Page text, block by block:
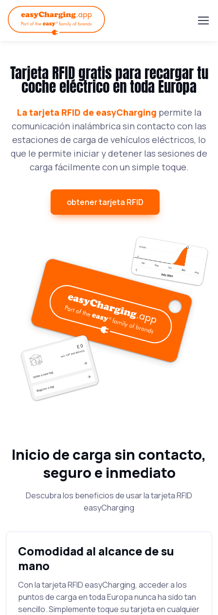
Tarjeta RFID gratis para recargar tu
coche eléctrico en toda Europa
La tarjeta RFID de easyCharging permite la
comunicación inalámbrica sin contacto con las
estaciones de carga de vehículos eléctricos, lo
que le permite iniciar y detener las sesiones de
carga fácilmente con un simple toque.
obtener tarjeta RFID
Inicio de carga sin contacto,
seguro e inmediato
Descubra los beneficios de usar la tarjeta RFID
easyCharging
Comodidad al alcance de su
mano
Con la tarjeta RFID easyCharging, acceder a los
puntos de carga en toda Europa nunca ha sido tan
sencillo. Simplemente toque su tarjeta en cualquier